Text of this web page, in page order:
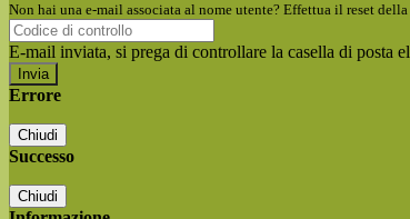
Non hai una e-mail associata al nome utente? Effettua il reset
E-mail inviata, si prega di controllare la casella di posta
Errore
Chiudi
Successo
Chiudi